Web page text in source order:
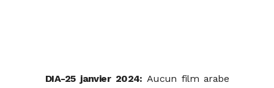
DIA-25 janvier 2024: Aucun film arabe